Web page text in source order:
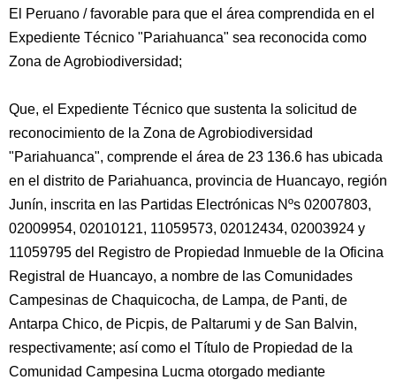
El Peruano / favorable para que el área comprendida en el
Expediente Técnico "Pariahuanca" sea reconocida como
Zona de Agrobiodiversidad;
Que, el Expediente Técnico que sustenta la solicitud de
reconocimiento de la Zona de Agrobiodiversidad
"Pariahuanca", comprende el área de 23 136.6 has ubicada
en el distrito de Pariahuanca, provincia de Huancayo, región
Junín, inscrita en las Partidas Electrónicas Nºs 02007803,
02009954, 02010121, 11059573, 02012434, 02003924 y
11059795 del Registro de Propiedad Inmueble de la Oficina
Registral de Huancayo, a nombre de las Comunidades
Campesinas de Chaquicocha, de Lampa, de Panti, de
Antarpa Chico, de Picpis, de Paltarumi y de San Balvin,
respectivamente; así como el Título de Propiedad de la
Comunidad Campesina Lucma otorgado mediante